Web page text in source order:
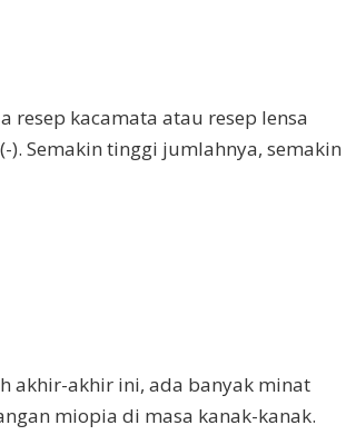
resep kacamata atau resep lensa
Semakin tinggi jumlahnya, semakin
akhir-akhir ini, ada banyak minat
miopia di masa kanak-kanak.